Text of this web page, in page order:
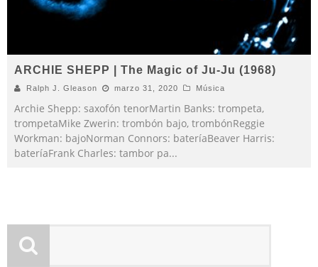
ARCHIE SHEPP | The Magic of Ju-Ju (1968)
Ralph J. Gleason marzo 31, 2020 Música
Archie Shepp: saxofón tenorMartin Banks: trompeta,
trompetaMike Zwerin: trombón bajo, trombónReggie
Workman: bajoNorman Connors: bateríaBeaver Harris:
bateríaFrank Charles: tambor pa...